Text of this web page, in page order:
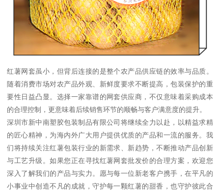
红薯网套虽小，但背后连接的是整个农产品供应链的效率与品质。
随着消费市场对农产品外观、新鲜度要求不断提高，包装保护的重
要性日益凸显。选择一家靠谱的网套供应商，不仅意味着采购成本
的合理控制，更意味着后续销售环节的顺畅与客户满意度的提升。
深圳市新中南塑胶包装制品有限公司将继续全力以赴，以精益求精
的匠心精神，为海内外广大用户提供优质的产品和一流的服务。我
们将持续关注红薯包装行业的新需求、新趋势，不断推动产品创新
与工艺升级。如果您正在寻找红薯网套批发价的合理方案，欢迎您
深入了解我们的产品与实力。愿与每一位新老客户携手，在平凡的
小事业中创造不凡的成就，守护每一颗红薯的甜香，也守护彼此合